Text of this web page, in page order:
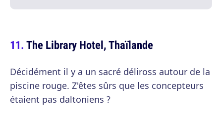
The Library Hotel, Thaïlande
Décidément il y a un sacré déliross autour de la
piscine rouge. Z'êtes sûrs que les concepteurs
étaient pas daltoniens ?